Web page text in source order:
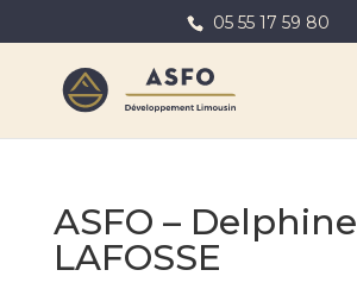
05 55 17 59 80
ASFO – Delphine
LAFOSSE